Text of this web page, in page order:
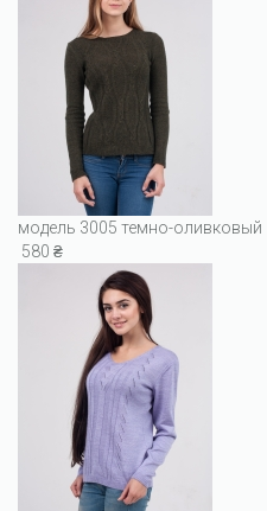
модель 3005 темно-оливковый
580 ₴